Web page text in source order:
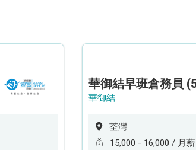
華御結
荃灣
15,000 - 16,000 / 月薪